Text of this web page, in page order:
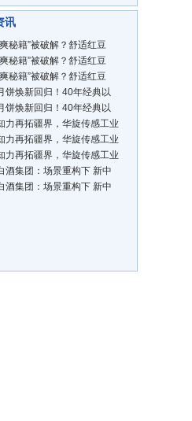
讯
秘籍”被破解？舒适红豆
秘籍”被破解？舒适红豆
秘籍”被破解？舒适红豆
饼焕新回归！40年经典以
饼焕新回归！40年经典以
力再拓疆界，华旋传感工业
力再拓疆界，华旋传感工业
力再拓疆界，华旋传感工业
酒集团：场景重构下 新中
酒集团：场景重构下 新中